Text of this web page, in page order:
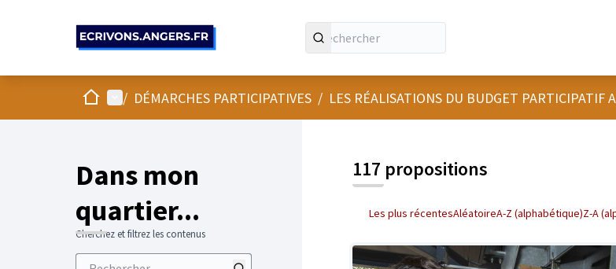
AccueilMenu principal
/ DÉMARCHES PARTICIPATIVES / LES RÉALISATIONS DU BUDGET PARTICIPATIF
Dans mon
quartier...
Cherchez et filtrez les contenus
117 propositions
Les plus récentesAléatoireA-Z (alphabétique)Z-A